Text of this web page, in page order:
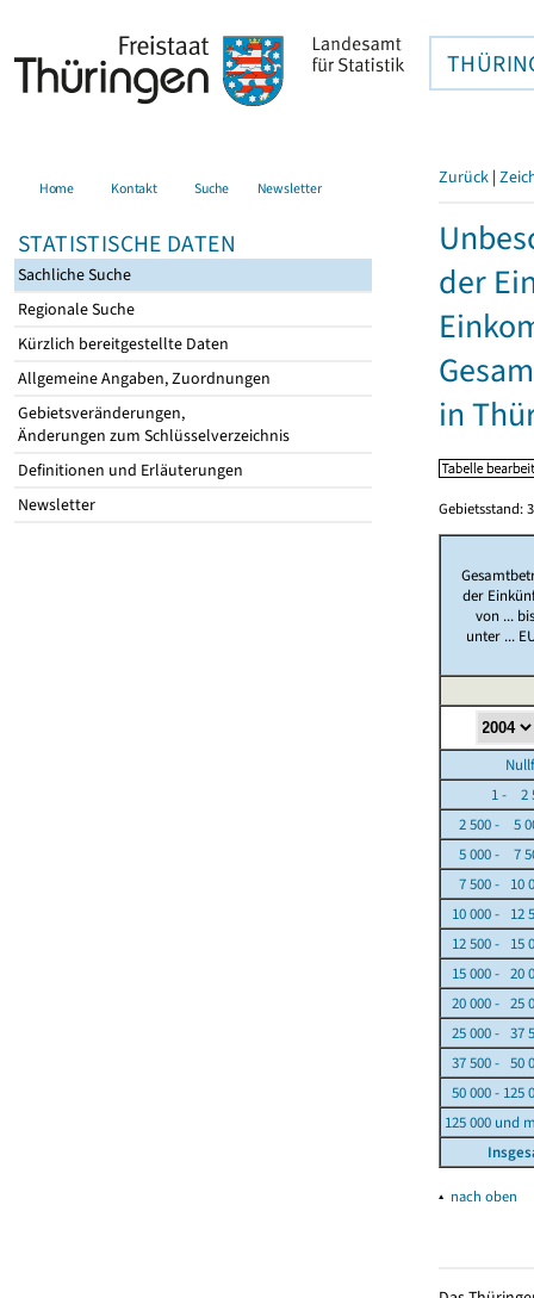
Home Kontakt Suche Newsletter
STATISTISCHE DATEN
Sachliche Suche
Regionale Suche
Kürzlich bereitgestellte Daten
Allgemeine Angaben, Zuordnungen
Gebietsveränderungen,
Änderungen zum Schlüsselverzeichnis
Definitionen und Erläuterungen
Newsletter
Zurück |
der
in
Gebietsstand:
der
von ...
unter ...
1 - 2
2 500 - 5
5 000 - 7
7 500 - 10
10 000 - 12
12 500 - 15
15 000 - 20
20 000 - 25
25 000 - 37
37 500 - 50
50 000 - 125
125 000 und
▴ nach oben